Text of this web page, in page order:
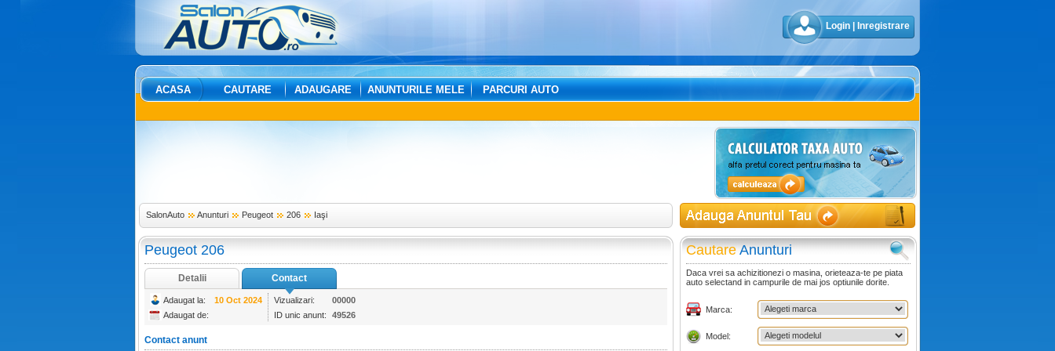
Login Inregistrare
ACASA CAUTARE ADAUGARE ANUNTURILE MELE PARCURI AUTO
SalonAuto Anunturi Peugeot 206 Iaşi
Peugeot 206
Detalii Contact
Adaugat la: 10 Oct 2024 Vizualizari:
00000
Adaugat de:
ID unic anunt: 49526
Contact anunt
CautareAnunturi
Daca vrei sa achizitionezi o masina, orieteaza-te pe piata
auto selectand in campurile de mai jos optiunile dorite.
Marca:
Model: